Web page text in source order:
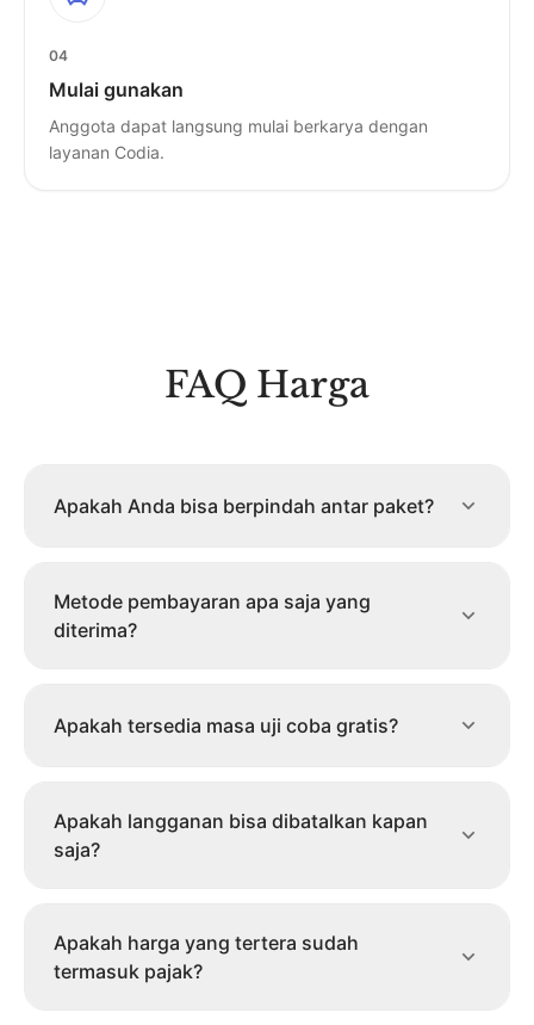
04
Mulai gunakan
Anggota dapat langsung mulai berkarya dengan
layanan Codia.
FAQ Harga
Apakah Anda bisa berpindah antar paket?
Metode pembayaran apa saja yang
diterima?
Apakah tersedia masa uji coba gratis?
Apakah langganan bisa dibatalkan kapan
saja?
Apakah harga yang tertera sudah
termasuk pajak?